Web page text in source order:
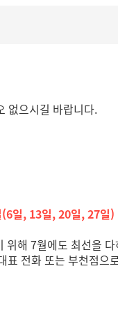
없으시길 바랍니다.
일, 13일, 20일, 27일)
해 7월에도 최선을
전화 또는 부천점으